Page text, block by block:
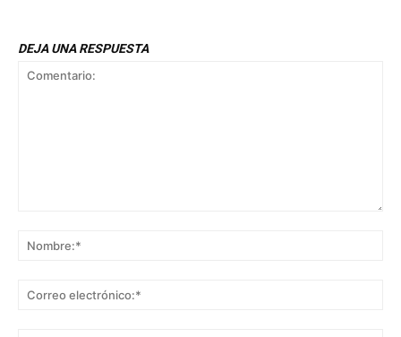
DEJA UNA RESPUESTA